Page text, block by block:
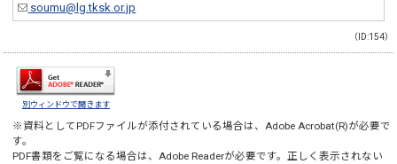
soumu@lg.tksk.or.jp
（ID:154）
別ウィンドウで開きます
※資料としてPDFファイルが添付されている場合は、Adobe Acrobat(R)が必要で
す。
PDF書類をご覧になる場合は、Adobe Readerが必要です。正しく表示されない